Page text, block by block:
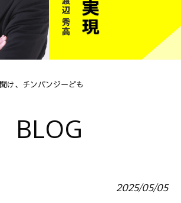
聞け、チンパンジーども
BLOG
2025/05/05